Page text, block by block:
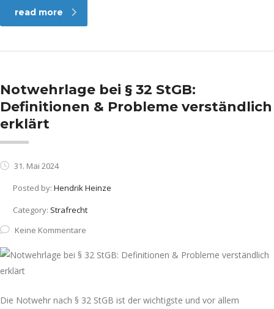
read more
Notwehrlage bei § 32 StGB:
Definitionen & Probleme verständlich
erklärt
31. Mai 2024
Posted by: Hendrik Heinze
Category: Strafrecht
Keine Kommentare
Die Notwehr nach § 32 StGB ist der wichtigste und vor allem